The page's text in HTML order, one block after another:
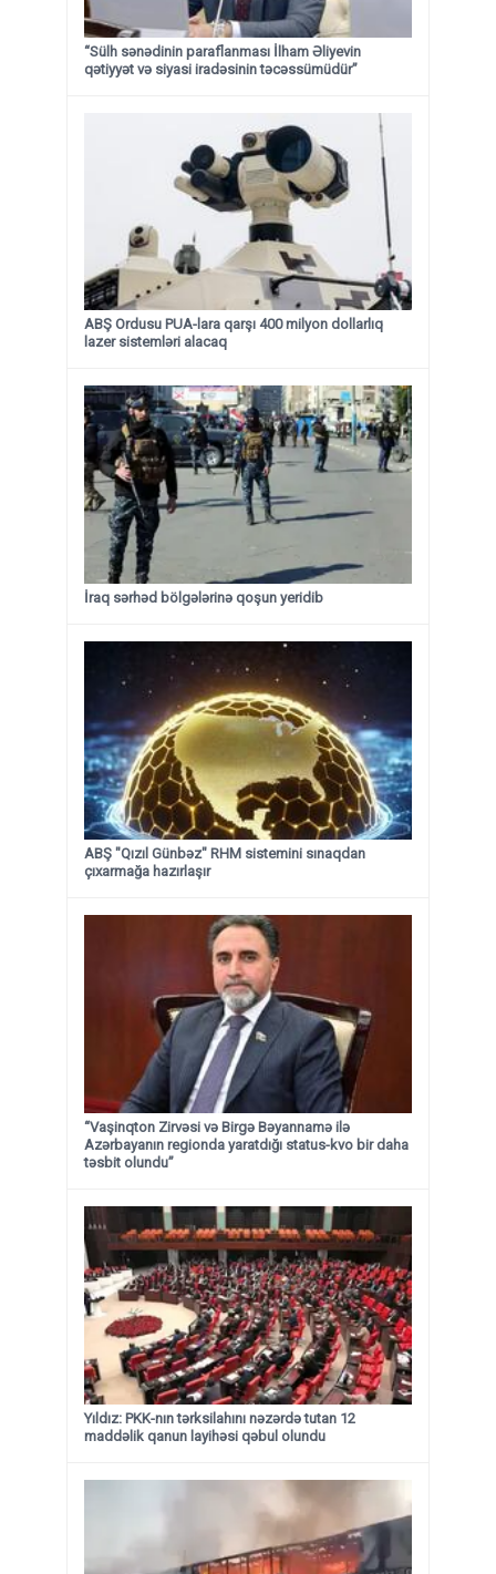
“Sülh sənədinin paraflanması İlham Əliyevin
qətiyyət və siyasi iradəsinin təcəssümüdür”
ABŞ Ordusu PUA-lara qarşı 400 milyon dollarlıq
lazer sistemləri alacaq
İraq sərhəd bölgələrinə qoşun yeridib
ABŞ "Qızıl Günbəz" RHM sistemini sınaqdan
çıxarmağa hazırlaşır
“Vaşinqton Zirvəsi və Birgə Bəyannamə ilə
Azərbayanın regionda yaratdığı status-kvo bir daha
təsbit olundu”
Yıldız: PKK-nın tərksilahını nəzərdə tutan 12
maddəlik qanun layihəsi qəbul olundu ​​​​​​​